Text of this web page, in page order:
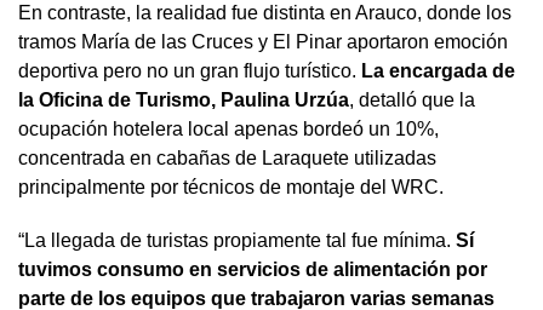
En contraste, la realidad fue distinta en Arauco, donde los
tramos María de las Cruces y El Pinar aportaron emoción
deportiva pero no un gran flujo turístico. La encargada de
la Oficina de Turismo, Paulina Urzúa, detalló que la
ocupación hotelera local apenas bordeó un 10%,
concentrada en cabañas de Laraquete utilizadas
principalmente por técnicos de montaje del WRC.
“La llegada de turistas propiamente tal fue mínima. Sí
tuvimos consumo en servicios de alimentación por
parte de los equipos que trabajaron varias semanas